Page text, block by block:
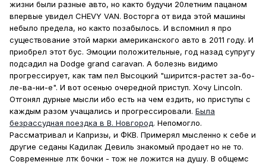
жизни были разные авто, но както будучи 20летним пацаном
впервые увидел CHEVY VAN. Восторга от вида этой машины
небыло предела, но както позабылось. И вспомнил я про
существование этой марки американского авто в 2011 году. И
приобрел этот бус. Эмоции положительные, год назад супругу
подсадил на Dodge grand caravan. А болезнь видимо
прогрессирует, как там пел Высоцкий "ширится-растет за-бо-
ле-ва-ни-е". И вот осенью очередной приступ. Хочу Lincoln.
Отгонял дурные мысли ибо есть на чем ездить, но приступы с
каждым разом учащались и прогрессировали. Была
безрассудная поездка в В. Новгород. Непомогло.
Рассматривал и Капризы, и ФКВ. Примерял мысленно к себе и
другие седаны Кадилак Девиль знакомый продает но не то.
Современные лтк бочки - тож не ложится на душу. В общемс